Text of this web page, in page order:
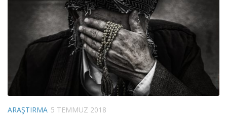
ARAŞTIRMA 5 TEMMUZ 2018